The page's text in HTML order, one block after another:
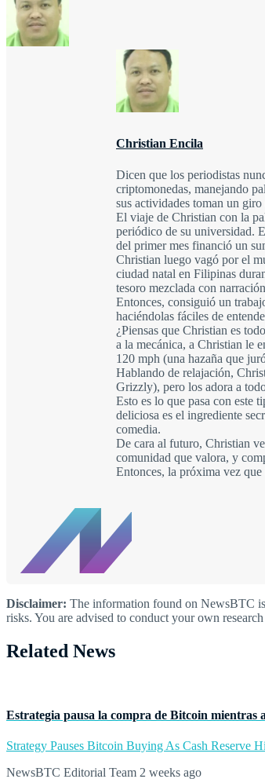
Christian Encila
Dicen que los periodistas
criptomonedas, manejando
sus actividades toman un
El viaje de Christian con la
periódico de su universidad.
del primer mes financió un
Christian luego vagó por el
ciudad natal en Filipinas
tesoro mezclada con
Entonces, consiguió un
haciéndolas fáciles de
¿Piensas que Christian es
a la mecánica, a Christian le
120 mph (una hazaña que
Hablando de relajación,
Grizzly), pero los adora a
Esto es lo que pasa con este
deliciosa es el ingrediente
comedia.
De cara al futuro, Christian
comunidad que valora, y
Entonces, la próxima vez
Disclaimer: The information found on NewsBTC
risks. You are advised to conduct your own
Related News
Estrategia pausa la compra de Bitcoin mientras
Strategy Pauses Bitcoin Buying As Cash Reserve
NewsBTC Editorial Team 2 weeks ago